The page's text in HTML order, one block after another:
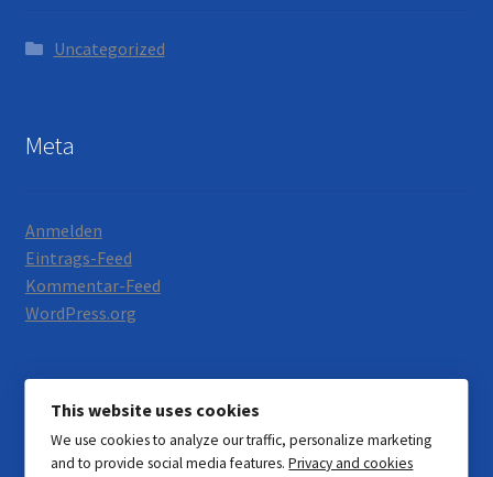
Uncategorized
Meta
Anmelden
Eintrags-Feed
Kommentar-Feed
WordPress.org
© Motorrad Neumann 2026
This website uses cookies
We use cookies to analyze our traffic, personalize marketing
and to provide social media features.Privacy and cookies